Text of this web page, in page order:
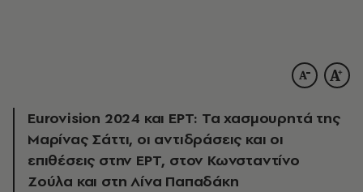
Eurovision 2024 και ΕΡΤ: Τα χασμουρητά της
Μαρίνας Σάττι, οι αντιδράσεις και οι
επιθέσεις στην ΕΡΤ, στον Κωνσταντίνο
Ζούλα και στη Λίνα Παπαδάκη